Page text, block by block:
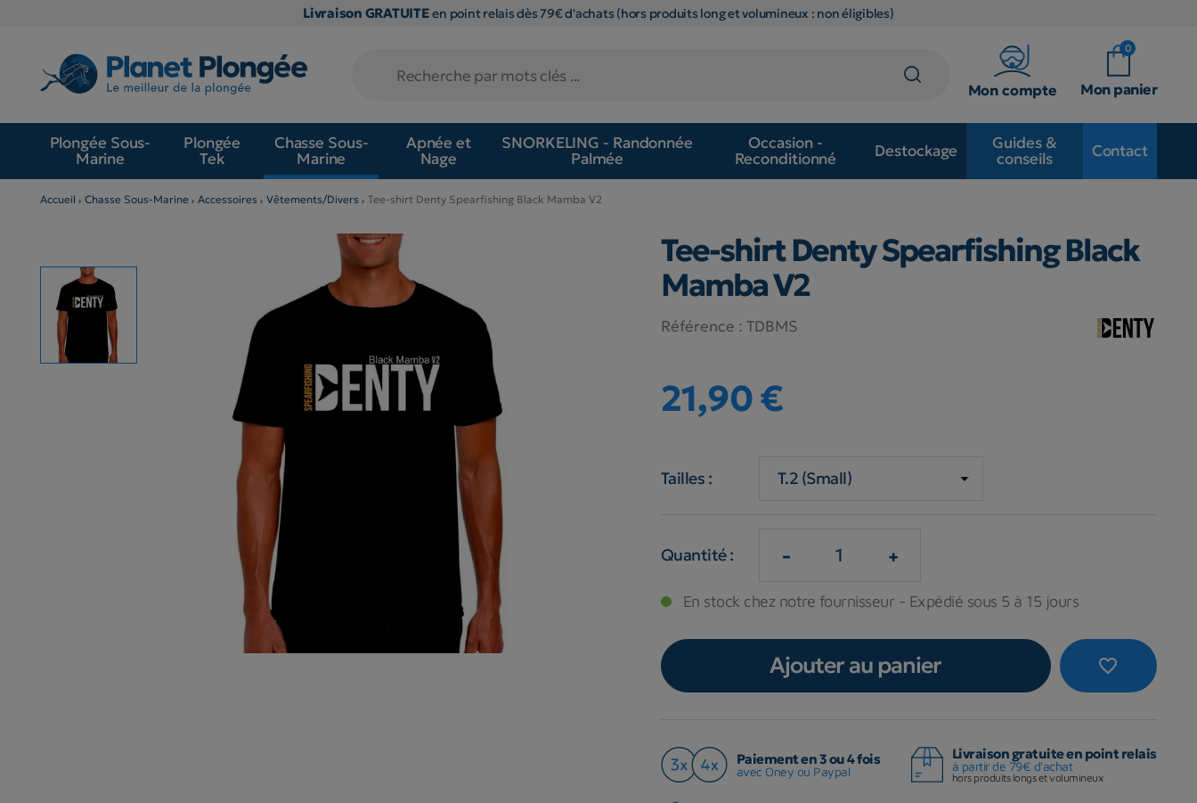
Livraison GRATUITEen point relais dès 79€ d'achats (hors produits long et volumineux : non éligibles)
Mon compte
0
Mon panier
Plongée Sous-
Marine
Plongée
Tek
Chasse Sous-
Marine
Apnée et
Nage
SNORKELING - Randonnée
Palmée
Occasion -
Reconditionné
Destockage
Guides &
conseils
Contact
Accueil Chasse Sous-Marine Accessoires Vêtements/Divers Tee-shirt Denty Spearfishing Black Mamba V2
Tee-shirt Denty Spearfishing Black
Mamba V2
Référence : TDBMS
21,90 €
Tailles :
Quantité : - +
En stock chez notre fournisseur - Expédié sous 5 à 15 jours
favorite_border
Ajouter au panier
Paiement en 3 ou 4 fois
avec Oney ou Paypal
Livraison gratuite en point relais
à partir de 79€ d'achat
hors produits longs et volumineux